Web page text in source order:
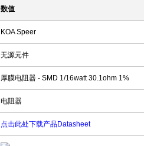
数值
KOA Speer
无源元件
厚膜电阻器 - SMD 1/16watt 30.1ohm 1%
电阻器
点击此处下载产品Datasheet